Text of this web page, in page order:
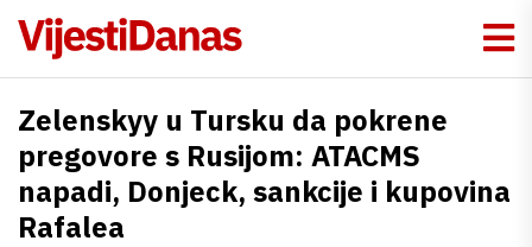
Zelenskyy u Tursku da pokrene
pregovore s Rusijom: ATACMS
napadi, Donjeck, sankcije i kupovina
Rafalea